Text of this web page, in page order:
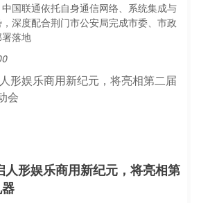
国联通依托自身通信网络、系统集成与
深度配合荆门市公安局完成市委、市政
落地
形娱乐商用新纪元，将亮相第